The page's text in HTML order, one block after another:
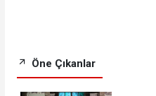
Öne Çıkanlar